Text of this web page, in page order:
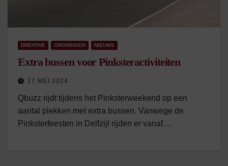
DRENTHE GRONINGEN NIEUWS
Extra bussen voor Pinksteractiviteiten
17 MEI 2024
Qbuzz rijdt tijdens het Pinksterweekend op een
aantal plekken met extra bussen. Vanwege de
Pinksterfeesten in Delfzijl rijden er vanaf…